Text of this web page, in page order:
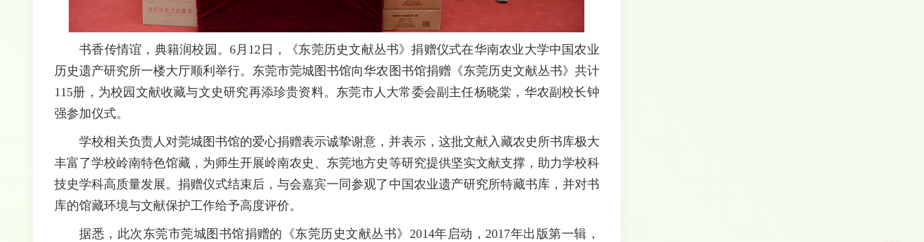
书香传情谊，典籍润校园。6月12日，《东莞历史文献丛书》捐赠仪式在华南农业大学中国农业
历史遗产研究所一楼大厅顺利举行。 东莞市莞城图书馆向华农图书馆捐赠《东莞历史文献丛书》共计
115册，为校园文献收藏与文史研究再添珍贵资料。 东莞市人大常委会副主任杨晓棠，华农副校长钟
强参加仪式。
学校相关负责人对莞城图书馆的爱心捐赠表示诚挚谢意，并表示， 这批文献入藏农史所书库极大
丰富了学校岭南特色馆藏，为师生开展岭南农史、东莞地方史等研究提供坚实文献支撑，助力学校科
技史学科高质量发展。捐赠仪式结束后，与会嘉宾一同参观了中国农业遗产研究所特藏书库，并对书
库的馆藏环境与文献保护工作给予高度评价。
据悉，此次东莞市莞城图书馆捐赠的《东莞历史文献丛书》2014年启动，2017年出版第一辑，